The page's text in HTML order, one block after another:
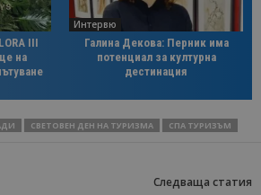
III
на
Интервю
Галина Декова: Перник има
потенциал за културна
дестинация
СВЕТОВЕН ДЕН НА ТУРИЗМА СПА ТУРИЗЪМ
Следваща статия